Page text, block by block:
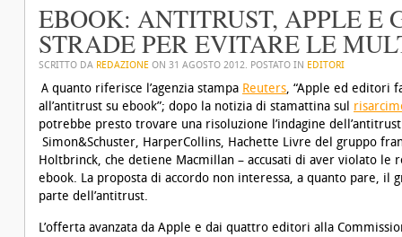
EBOOK: ANTITRUST, APPLE E
STRADE PER EVITARE LE
SCRITTO DA REDAZIONE ON 31 AGOSTO 2012. POSTATO IN EDITORI
A quanto riferisce l’agenzia stampa Reuters, “Apple ed editori
all’antitrust su ebook”; dopo la notizia di stamattina sul
potrebbe presto trovare una risoluzione l’indagine
Simon&Schuster, HarperCollins, Hachette Livre del gruppo
Holtbrinck, che detiene Macmillan – accusati di aver violato le
ebook. La proposta di accordo non interessa, a quanto pare, il
parte dell’antitrust.
L’offerta avanzata da Apple e dai quattro editori alla